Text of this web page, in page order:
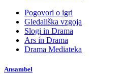
Pogovori o igri
Gledališka vzgoja
Slogi in Drama
Ars in Drama
Drama Mediateka
Ansambel